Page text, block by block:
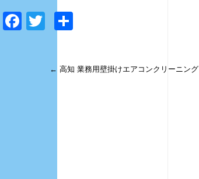
Facebook
Twitter
← 高知 業務用壁掛けエアコンクリーニング